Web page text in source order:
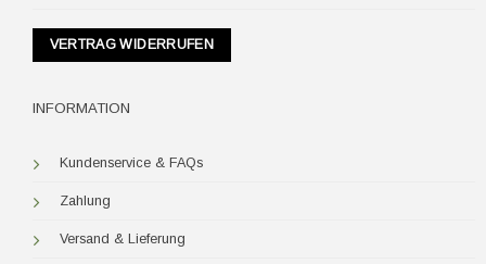
VERTRAG WIDERRUFEN
INFORMATION
Kundenservice & FAQs
Zahlung
Versand & Lieferung